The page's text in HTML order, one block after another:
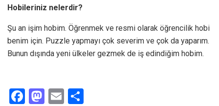
Hobileriniz nelerdir?
Şu an işim hobim. Öğrenmek ve resmi olarak öğrencilik hobi
benim için. Puzzle yapmayı çok severim ve çok da yaparım.
Bunun dışında yeni ülkeler gezmek de iş edindiğim hobim.
F
M E